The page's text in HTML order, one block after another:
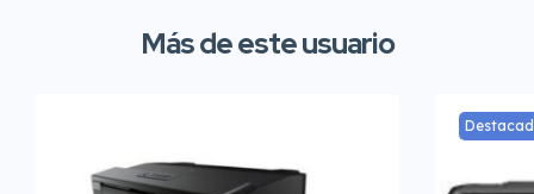
Más de este usuario